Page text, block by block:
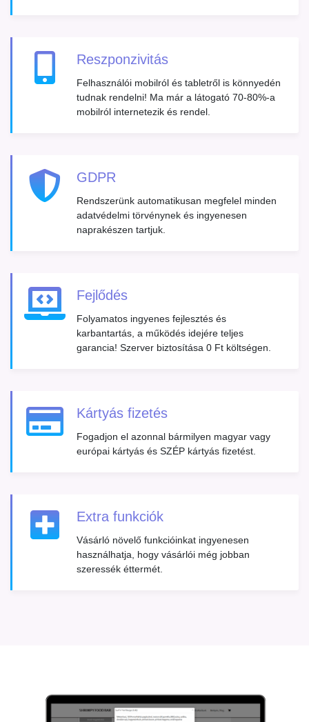
Reszponzivitás
Felhasználói mobilról és tabletről is könnyedén
tudnak rendelni! Ma már a látogató 70-80%-a
mobilról internetezik és rendel.
GDPR
Rendszerünk automatikusan megfelel minden
adatvédelmi törvénynek és ingyenesen
naprakészen tartjuk.
Fejlődés
Folyamatos ingyenes fejlesztés és
karbantartás, a működés idejére teljes
garancia! Szerver biztosítása 0 Ft költségen.
Kártyás fizetés
Fogadjon el azonnal bármilyen magyar vagy
európai kártyás és SZÉP kártyás fizetést.
Extra funkciók
Vásárló növelő funkcióinkat ingyenesen
használhatja, hogy vásárlói még jobban
szeressék éttermét.